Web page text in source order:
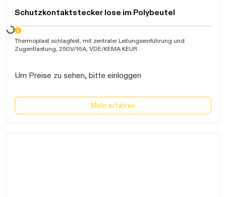
Schutzkontaktstecker lose im Polybeutel
Thermoplast schlagfest, mit zentraler Leitungseinführung und
Zugentlastung, 250V/16A, VDE/KEMA KEUR
Um Preise zu sehen, bitte einloggen
Mehr erfahren